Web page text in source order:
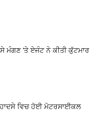
ਮੰਗਣ ‘ਤੇ ਏਜੰਟ ਨੇ ਕੀਤੀ ਕੁੱਟਮਾਰ
ਵਿਚ ਹੋਈ ਮੋਟਰਸਾਈਕਲ